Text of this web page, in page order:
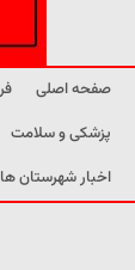
صفحه اصلی
پزشکی و سلامت
اخبار شهرستان ها